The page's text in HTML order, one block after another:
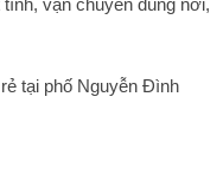
vận chuyển đúng nơi,
tại phố Nguyễn Đình